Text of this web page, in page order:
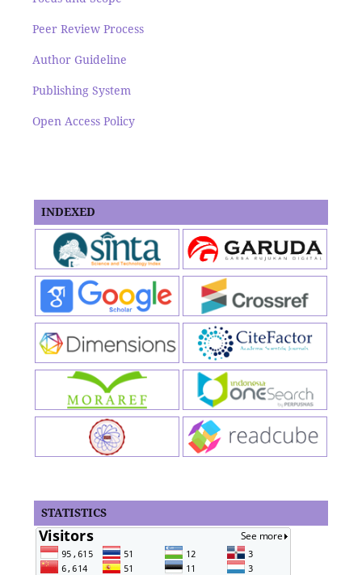
Peer Review Process
Author Guideline
Publishing System
Open Access Policy
INDEXED
STATISTICS